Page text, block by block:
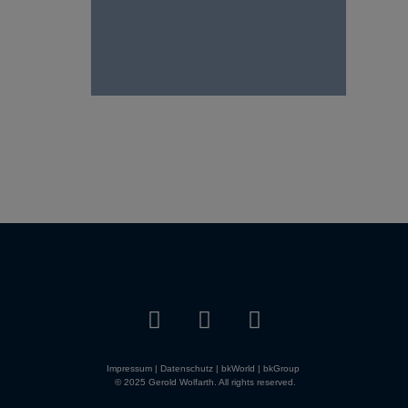
Impressum | Datenschutz| bkWorld | bkGroup
© 2025 Gerold Wolfarth. All rights reserved.